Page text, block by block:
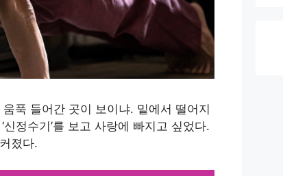
푹 들어간 곳이 보이냐. 밑에서 떨어지
정수기’를 보고 사랑에 빠지고 싶었다.
졌다.